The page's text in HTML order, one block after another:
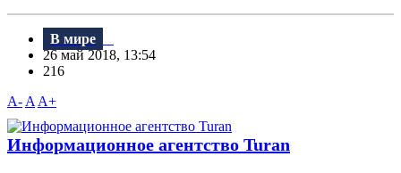
В мире
26 май 2018, 13:54
216
A- A A+
Информационное агентство Turan